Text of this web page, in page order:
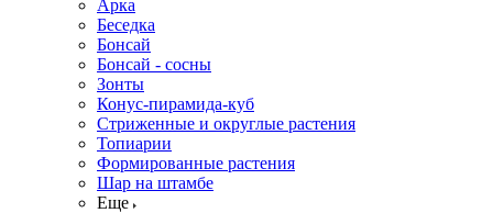
Арка
Беседка
Бонсай
Бонсай - сосны
Зонты
Конус-пирамида-куб
Стриженные и округлые растения
Топиарии
Формированные растения
Шар на штамбе
Еще